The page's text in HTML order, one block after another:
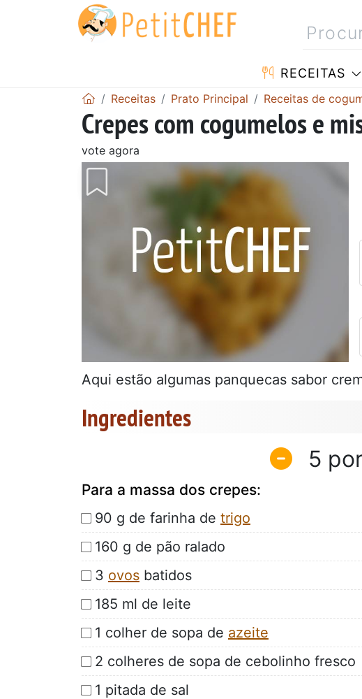
RECEITAS
Receitas Prato Principal Receitas de
Crepes com cogumelos e
vote agora
Aqui estão algumas panquecas sabor
Ingredientes
5
Para a massa dos crepes:
90 g de farinha de trigo
160 g de pão ralado
3 ovos batidos
185 ml de leite
1 colher de sopa de azeite
2 colheres de sopa de cebolinho fresco
1 pitada de sal